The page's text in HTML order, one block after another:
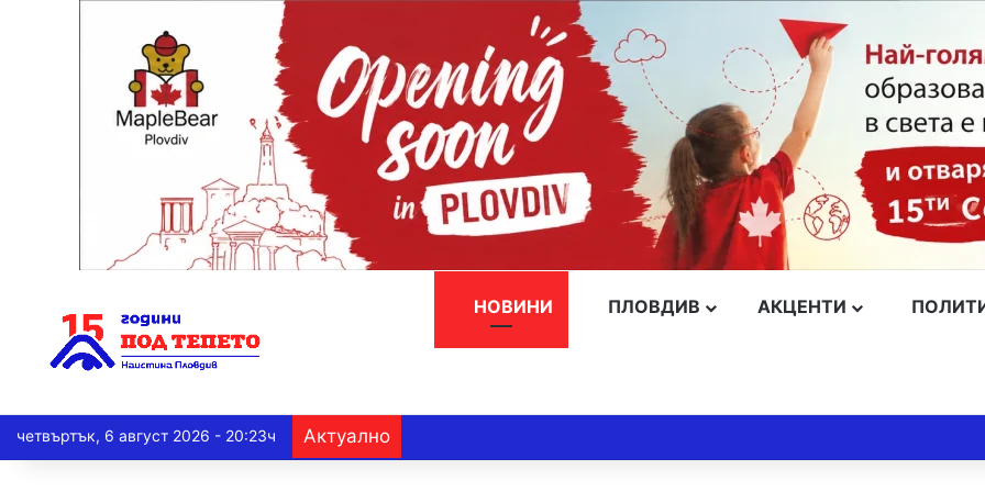
НОВИНИ ПЛОВДИВ АКЦЕНТИ
четвъртък, 6 август 2026 - 20:23ч Актуално